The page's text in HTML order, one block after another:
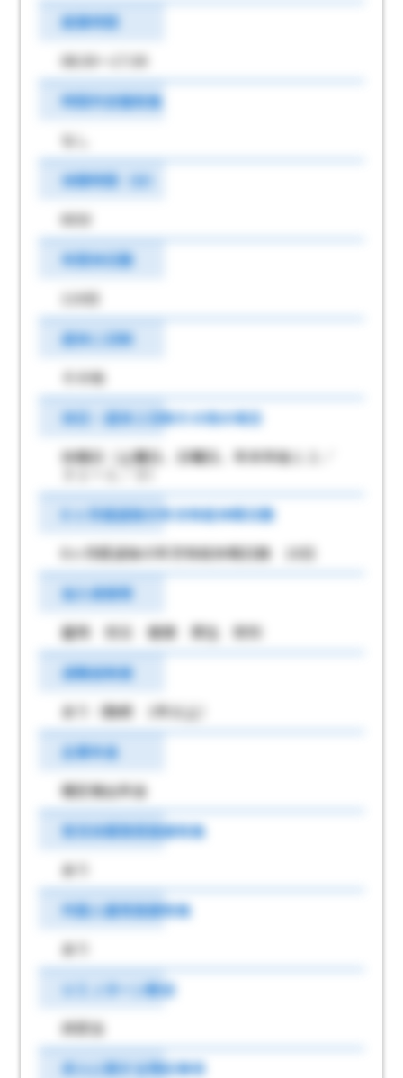
就業時間
08:30～17:30
時間外労働有無
なし
休憩時間（分）
60分
年間休日数
110日
週休二日制
その他
休日・週休２日制その他の場合
休館日（土曜日、日曜日、年末年始１２／
３１～１／３）
6 ヶ月経過後の年次有給休暇日数
6ヶ月経過後の年次有給休暇日数 10日
加入保険等
雇用 労災 健康 厚生 財形
退職金制度
あり（勤続 1年以上）
企業年金
確定拠出年金
育児休業取得実績有無
あり
外国人雇用実績有無
あり
ＵＩＪターン歓迎
非該当
求人に関する特記事項